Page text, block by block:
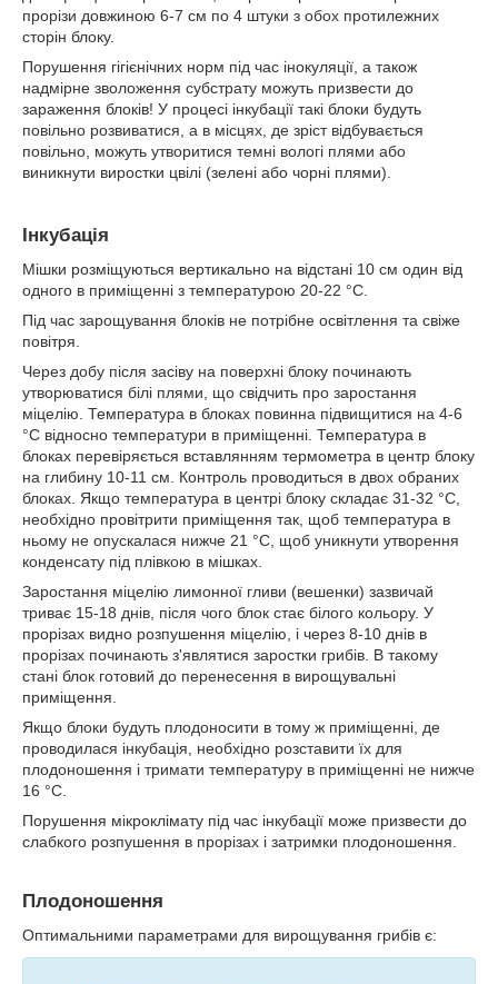
прорізи довжиною 6-7 см по 4 штуки з обох протилежних
сторін блоку.
Порушення гігієнічних норм під час інокуляції, а також
надмірне зволоження субстрату можуть призвести до
зараження блоків! У процесі інкубації такі блоки будуть
повільно розвиватися, а в місцях, де зріст відбувається
повільно, можуть утворитися темні вологі плями або
виникнути виростки цвілі (зелені або чорні плями).
Iнкубація
Мішки розміщуються вертикально на відстані 10 см один від
одного в приміщенні з температурою 20-22 °C.
Під час зарощування блоків не потрібне освітлення та свіже
повітря.
Через добу після засіву на поверхні блоку починають
утворюватися білі плями, що свідчить про заростання
міцелію. Температура в блоках повинна підвищитися на 4-6
°C відносно температури в приміщенні. Температура в
блоках перевіряється вставлянням термометра в центр блоку
на глибину 10-11 см. Контроль проводиться в двох обраних
блоках. Якщо температура в центрі блоку складає 31-32 °C,
необхідно провітрити приміщення так, щоб температура в
ньому не опускалася нижче 21 °C, щоб уникнути утворення
конденсату під плівкою в мішках.
Заростання міцелію лимонної гливи (вешенки) зазвичай
триває 15-18 днів, після чого блок стає білого кольору. У
прорізах видно розпушення міцелію, і через 8-10 днів в
прорізах починають з'являтися заростки грибів. В такому
стані блок готовий до перенесення в вирощувальні
приміщення.
Якщо блоки будуть плодоносити в тому ж приміщенні, де
проводилася інкубація, необхідно розставити їх для
плодоношення і тримати температуру в приміщенні не нижче
16 °C.
Порушення мікроклімату під час інкубації може призвести до
слабкого розпушення в прорізах і затримки плодоношення.
Плодоношення
Оптимальними параметрами для вирощування грибів є: